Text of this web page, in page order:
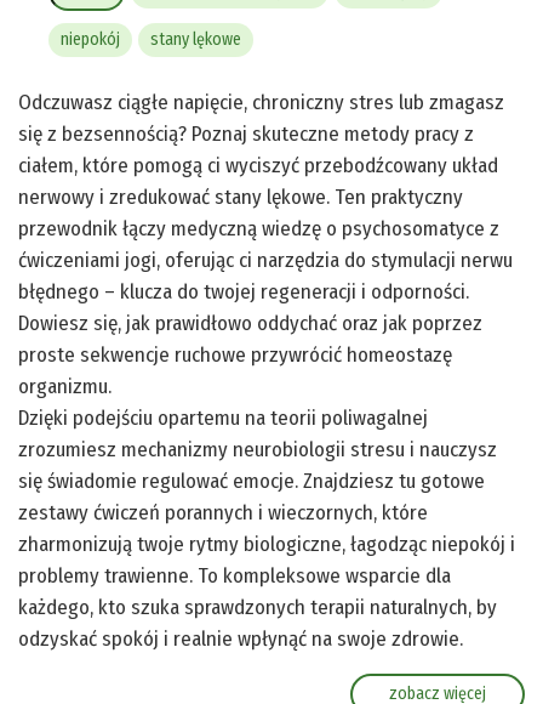
niepokój stany lękowe
Odczuwasz ciągłe napięcie, chroniczny stres lub zmagasz
się z bezsennością? Poznaj skuteczne metody pracy z
ciałem, które pomogą ci wyciszyć przebodźcowany układ
nerwowy i zredukować stany lękowe. Ten praktyczny
przewodnik łączy medyczną wiedzę o psychosomatyce z
ćwiczeniami jogi, oferując ci narzędzia do stymulacji nerwu
błędnego – klucza do twojej regeneracji i odporności.
Dowiesz się, jak prawidłowo oddychać oraz jak poprzez
proste sekwencje ruchowe przywrócić homeostazę
organizmu.
Dzięki podejściu opartemu na teorii poliwagalnej
zrozumiesz mechanizmy neurobiologii stresu i nauczysz
się świadomie regulować emocje. Znajdziesz tu gotowe
zestawy ćwiczeń porannych i wieczornych, które
zharmonizują twoje rytmy biologiczne, łagodząc niepokój i
problemy trawienne. To kompleksowe wsparcie dla
każdego, kto szuka sprawdzonych terapii naturalnych, by
odzyskać spokój i realnie wpłynąć na swoje zdrowie.
zobacz więcej